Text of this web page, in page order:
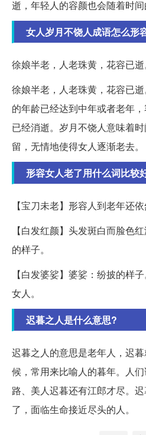
逝，年轻人的容颜也会随着时间
女人岁月不饶人成语怎么形
徐娘半老，人老珠黄，花容已逝
徐娘半老，人老珠黄，花容已
的年龄已经达到中年或者老年
已经消逝。岁月不饶人意味着
留，无情地使得女人逐渐老去。
形容女人老了用什么词比较
【宝刀未老】形容人到老年还
【白发红颜】头发斑白而脸色
的样子。
【白发婆娑】婆娑：纷披的样
女人。
迟暮之人是什么意思?
迟暮之人的意思是老年人，迟
候，常用来比喻人的暮年。人
路、美人迟暮还有江郎才尽。
了，面临生命接近尽头的人。